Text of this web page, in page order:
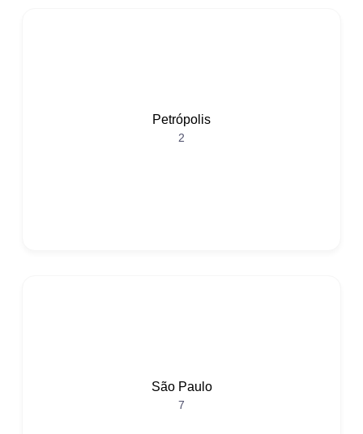
Petrópolis
2
São Paulo
7